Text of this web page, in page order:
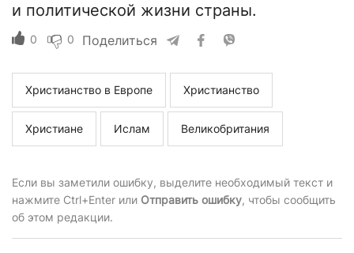
и политической жизни страны.
0 0 Поделиться
Христианство в Европе Христианство
Христиане Ислам Великобритания
Если вы заметили ошибку, выделите необходимый текст и
нажмите Ctrl+Enter или Отправить ошибку, чтобы сообщить
об этом редакции.